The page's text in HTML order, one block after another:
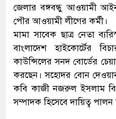
জেলার বঙ্গবন্ধু আওয়ামী
পৌর আওয়ামী লীগের কর্মী।
মামা সাবেক ছাত্র নেতা
বাংলাদেশ হাইকোর্টের
কাউন্সিলের সনদ বোর্ডের
করছেন। সহোদর বোন
কবি কাজী নজরুল ইসলাম
সম্পাদক হিসেবে দায়িত্ব